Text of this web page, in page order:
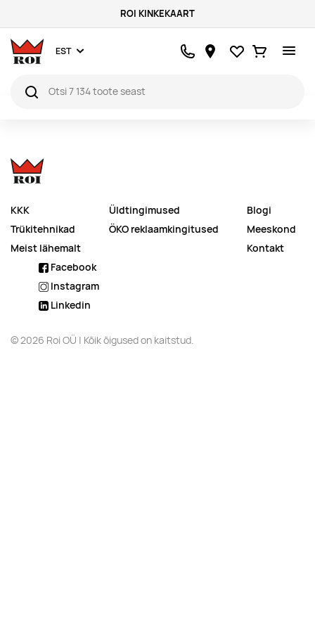
ROI KINKEKAART
EST Lemmikud
Ostukorv
KKK
Trükitehnikad
Meist lähemalt
Üldtingimused
ÖKO reklaamkingitused
Blogi
Meeskond
Kontakt
Facebook
Instagram
Linkedin
© 2026 Roi OÜ | Kõik õigused on kaitstud.